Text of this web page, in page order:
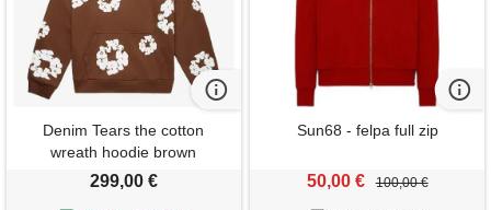
Denim Tears the cotton
wreath hoodie brown
299,00 €
Sun68 - felpa full zip
50,00 € 100,00 €